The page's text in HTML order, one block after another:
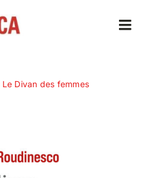
Toggle
Le Divan des femmes